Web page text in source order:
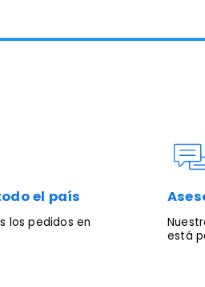
el país
los pedidos en
está